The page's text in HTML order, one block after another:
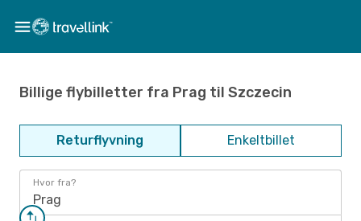
Billige flybilletter fra Prag til Szczecin
Returflyvning Enkeltbillet
Hvor fra?
Prag